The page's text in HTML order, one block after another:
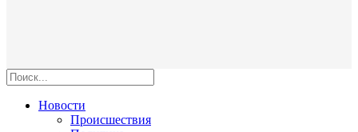
Новости
Происшествия